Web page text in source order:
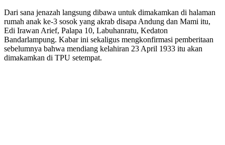
Dari sana jenazah langsung dibawa untuk dimakamkan di halaman
rumah anak ke-3 sosok yang akrab disapa Andung dan Mami itu,
Edi Irawan Arief, Palapa 10, Labuhanratu, Kedaton
Bandarlampung. Kabar ini sekaligus mengkonfirmasi pemberitaan
sebelumnya bahwa mendiang kelahiran 23 April 1933 itu akan
dimakamkan di TPU setempat.